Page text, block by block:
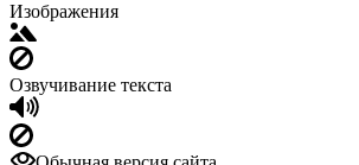
Изображения
Озвучивание текста